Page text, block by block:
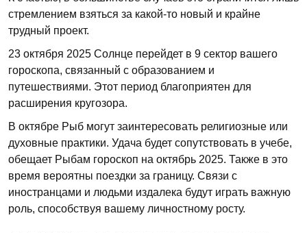
стремлением взяться за какой-то новый и крайне
трудный проект.
23 октября 2025 Солнце перейдет в 9 сектор вашего
гороскопа, связанный с образованием и
путешествиями. Этот период благоприятен для
расширения кругозора.
В октябре Рыб могут заинтересовать религиозные или
духовные практики. Удача будет сопутствовать в учебе,
обещает Рыбам гороскоп на октябрь 2025. Также в это
время вероятны поездки за границу. Связи с
иностранцами и людьми издалека будут играть важную
роль, способствуя вашему личностному росту.